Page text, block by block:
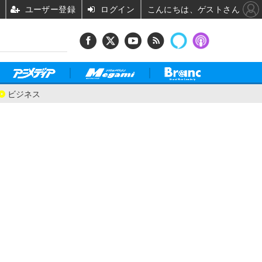
ビジネス
ユーザー登録 ログイン こんにちは、ゲストさん